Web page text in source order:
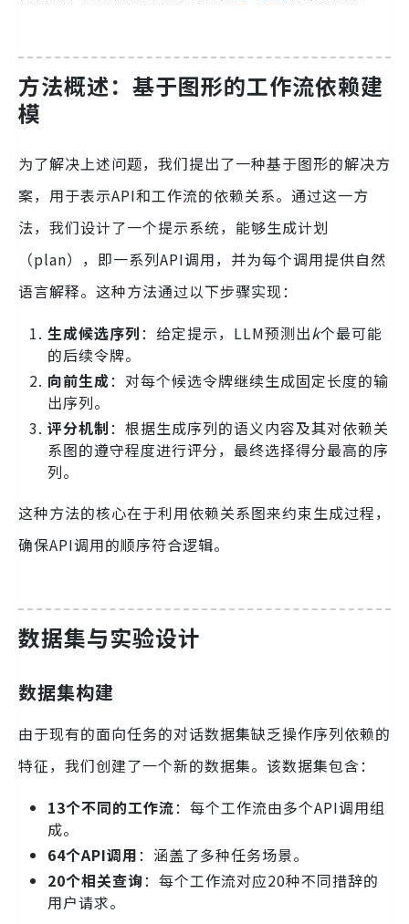
方法概述：基于图形的工作流依赖建
模
为了解决上述问题，我们提出了一种基于图形的解决方
案，用于表示API和工作流的依赖关系。通过这一方
法，我们设计了一个提示系统，能够生成计划
（plan），即一系列API调用，并为每个调用提供自然
语言解释。这种方法通过以下步骤实现：
生成候选序列：给定提示，LLM预测出k个最可能
的后续令牌。
向前生成：对每个候选令牌继续生成固定长度的输
出序列。
评分机制：根据生成序列的语义内容及其对依赖关
系图的遵守程度进行评分，最终选择得分最高的序
列。
这种方法的核心在于利用依赖关系图来约束生成过程，
确保API调用的顺序符合逻辑。
数据集与实验设计
数据集构建
由于现有的面向任务的对话数据集缺乏操作序列依赖的
特征，我们创建了一个新的数据集。该数据集包含：
13个不同的工作流：每个工作流由多个API调用组
成。
64个API调用：涵盖了多种任务场景。
20个相关查询：每个工作流对应20种不同措辞的
用户请求。